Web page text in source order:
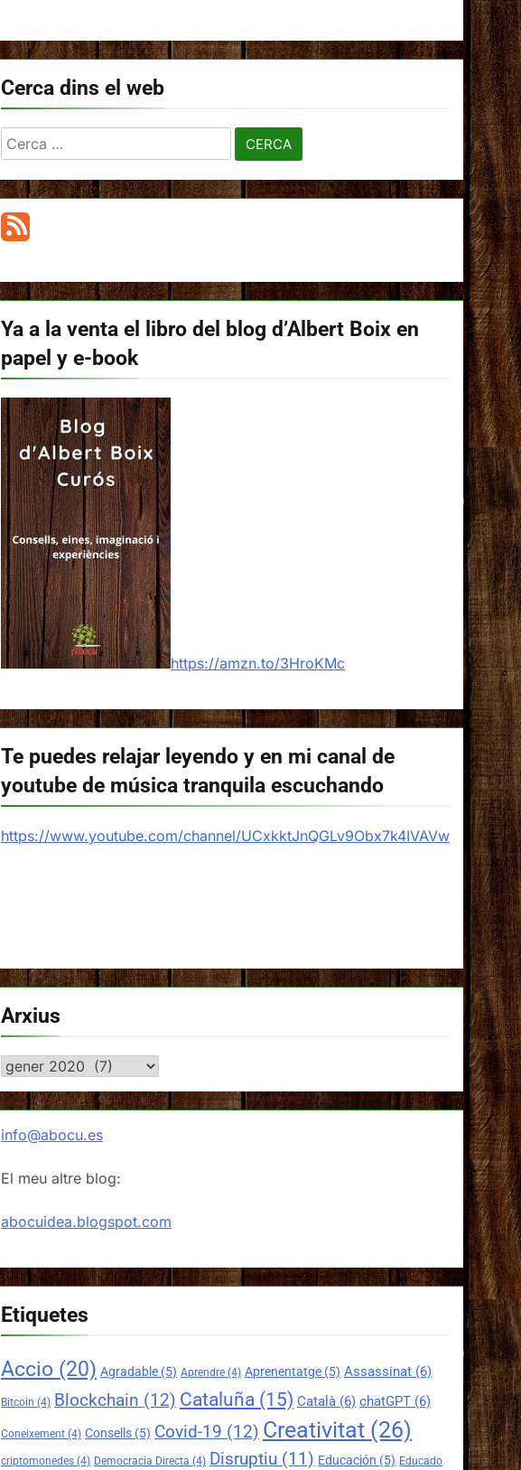
Cerca dins el web
Cerca:
Ya a la venta el libro del blog d’Albert Boix en
papel y e-book
https://amzn.to/3HroKMc
Te puedes relajar leyendo y en mi canal de
youtube de música tranquila escuchando
https://www.youtube.com/channel/UCxkktJnQGLv9Obx7k4IVAVw
Arxius
Arxius
info@abocu.es
El meu altre blog:
abocuidea.blogspot.com
Etiquetes
Accio (20) Agradable (5) Aprendre (4) Aprenentatge (5) Assassinat (6)
Bitcoin (4) Blockchain (12) Cataluña (15) Català (6) chatGPT (6)
Coneixement (4) Consells (5) Covid-19 (12) Creativitat (26)
criptomonedes (4) Democracia Directa (4) Disruptiu (11) Educación (5) Educado